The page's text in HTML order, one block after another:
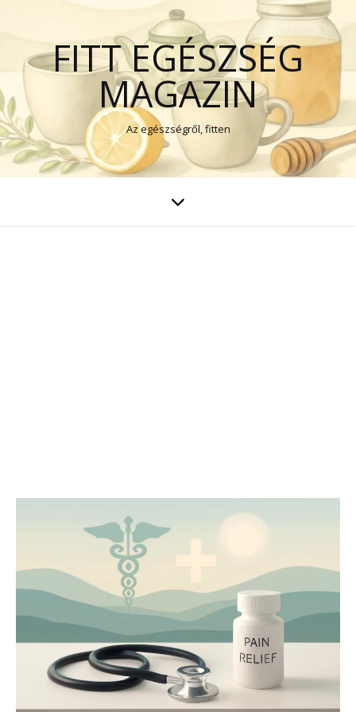
FITT EGÉSZSÉG
MAGAZIN
Az egészségről, fitten